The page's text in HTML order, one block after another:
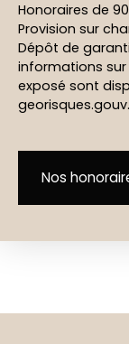
Honoraires de
Provision sur
Dépôt de
informations sur
exposé sont
Nos